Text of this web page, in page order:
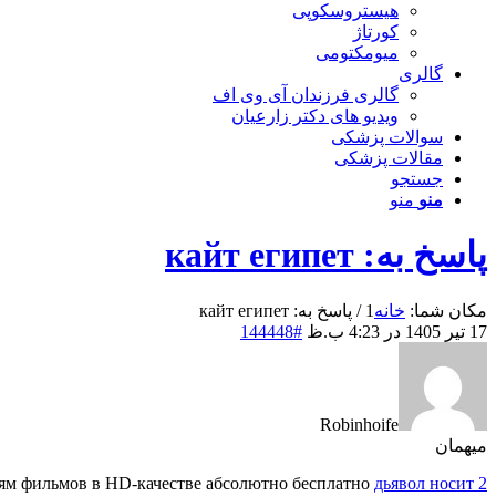
هیستروسکوپی
کورتاژ
میومکتومی
گالری
گالری فرزندان آی وی اف
ویدیو های دکتر زارعیان
سوالات پزشکی
مقالات پزشکی
جستجو
منو منو
پاسخ به: кайт египет
مکان شما: خانه 1
/ پاسخ به: кайт египет
17 تیر 1405 در 4:23 ب.ظ
#144448
Robinhoife
میهمان
фильмов в HD-качестве абсолютно бесплатно дьявол носит 2